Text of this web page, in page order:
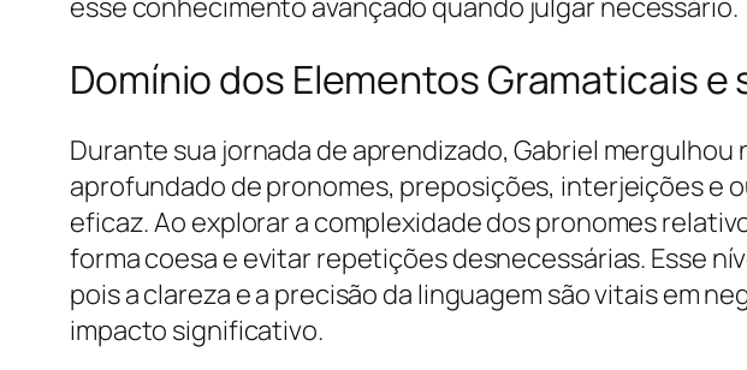
esse conhecimento avançado quando julgar necessário.
Domínio dos Elementos Gramaticais e
Durante sua jornada de aprendizado, Gabriel
aprofundado de pronomes, preposições, interjeições e
eficaz. Ao explorar a complexidade dos pronomes
forma coesa e evitar repetições desnecessárias. Esse
pois a clareza e a precisão da linguagem são vitais em
impacto significativo.